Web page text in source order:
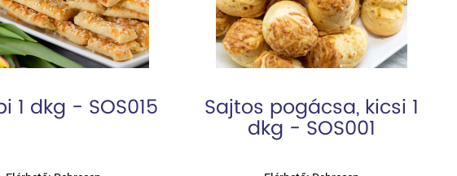
1 dkg - SOS015 Sajtos pogácsa, kicsi 1
dkg - SOS001